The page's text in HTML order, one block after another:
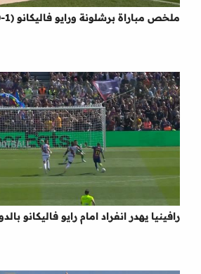
ملخص مباراة برشلونة ورايو فاليكانو (1-0) الدوري الاسباني
رافينيا يهدر انفراد امام رايو فاليكانو